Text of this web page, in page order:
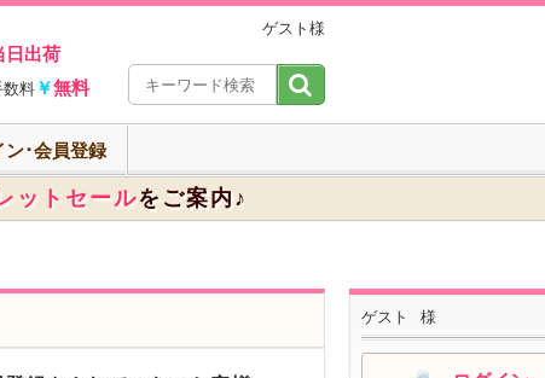
ゲスト様
日出荷
数料 ￥無料
ン･会員登録
ットセールをご案内♪
ゲスト 様